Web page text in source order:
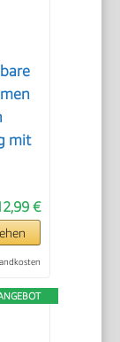
mit
€